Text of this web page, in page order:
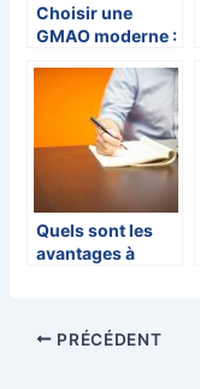
Choisir une
GMAO moderne :
expérience
utilisateur
Quels sont les
avantages à
PRÉCÉDENT